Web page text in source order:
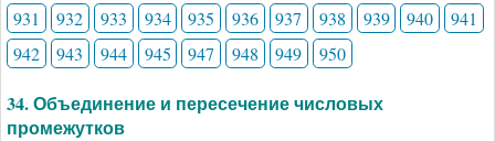
931 932 933 934 935 936 937 938 939 940
941
942
943 944 945 947 948 949 950
34. Объединение и пересечение числовых
промежутков